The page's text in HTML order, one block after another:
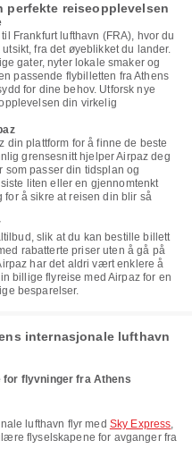
perfekte reiseopplevelsen
Frankfurt lufthavn (FRA), hvor du
fra det øyeblikket du lander.
gater, nyter lokale smaker og
passende flybilletten fra Athens
for dine behov. Utforsk nye
din virkelig
din plattform for å finne de beste
grensesnitt hjelper Airpaz deg
som passer din tidsplan og
liten eller en gjennomtenkt
for å sikre at reisen din blir så
slik at du kan bestille billett
rabatterte priser uten å gå på
har det aldri vært enklere å
billige flyreise med Airpaz for en
besparelser.
internasjonale lufthavn
flyvninger fra Athens
lufthavn flyr med Sky Express,
flyselskapene for avganger fra